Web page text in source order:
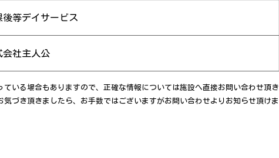
後等デイサービス
会社主人公
いる場合もありますので、正確な情報については施設へ直接お問い合わせ頂き
づき頂きましたら、お手数ではございますがお問い合わせよりお知らせ頂けま